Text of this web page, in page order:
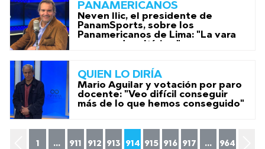
PANAMERICANOS
Neven Ilic, el presidente de
PanamSports, sobre los
Panamericanos de Lima: "La vara
QUIEN LO DIRÍA
Mario Aguilar y votación por paro
docente: "Veo difícil conseguir
más de lo que hemos conseguido"
1 ... 911 912 913 914 915 916 917 ... 964